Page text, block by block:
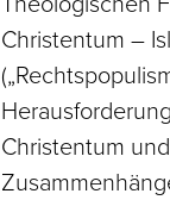
Christentum –
Christentum